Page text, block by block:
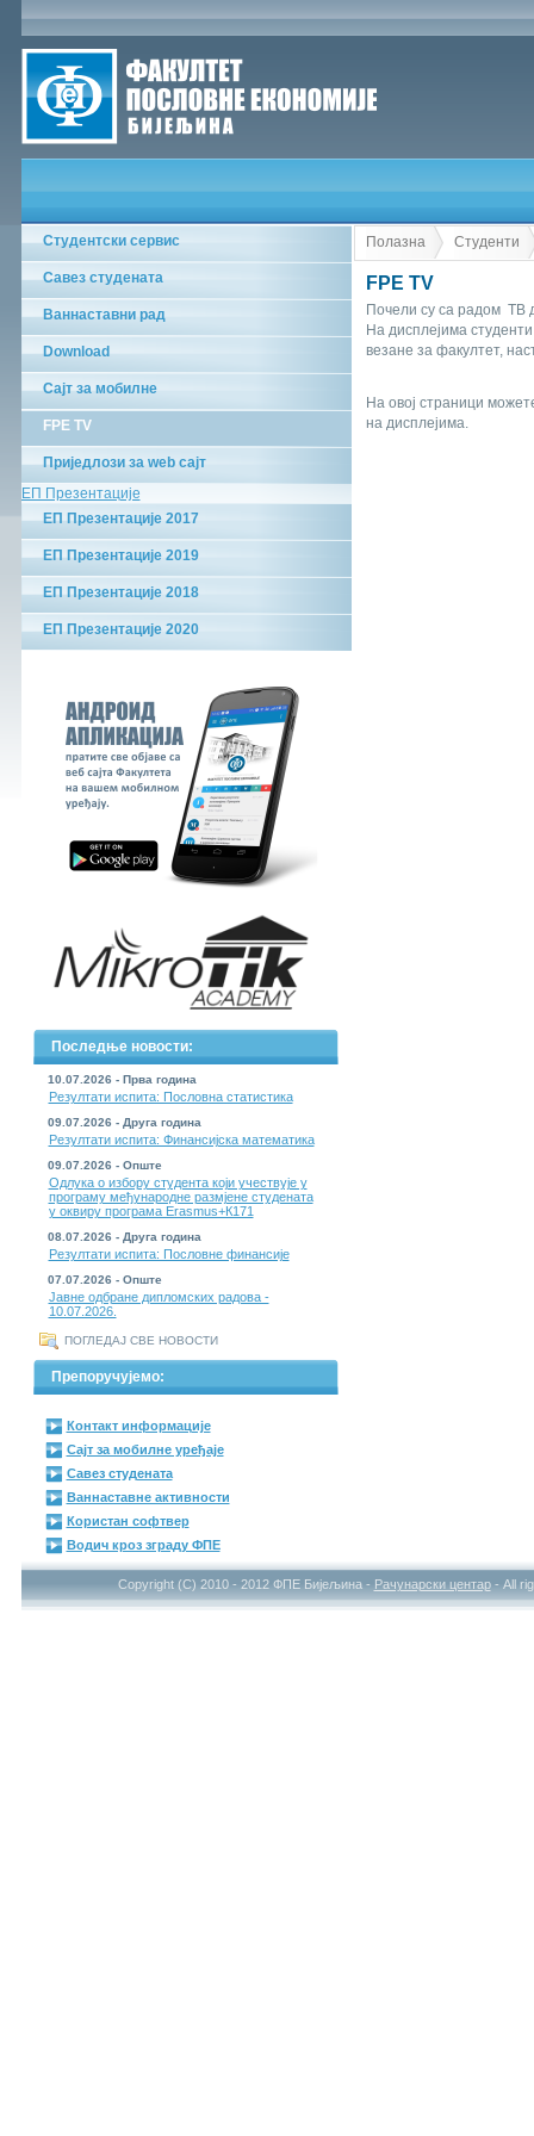
Студентски сервис
Савез студената
Ваннаставни рад
Download
Сајт за мобилне
FPE TV
Приједлози за web сајт
ЕП Презентације
ЕП Презентације 2017
ЕП Презентације 2019
ЕП Презентације 2018
ЕП Презентације 2020
Последње новости:
10.07.2026 - Прва година
Резултати испита: Пословна статистика
09.07.2026 - Друга година
Резултати испита: Финансијска математика
09.07.2026 - Опште
Одлука о избору студента који учествује у
програму међународне размјене студената
у оквиру програма Erasmus+К171
08.07.2026 - Друга година
Резултати испита: Пословне финансије
07.07.2026 - Опште
Јавне одбране дипломских радова -
10.07.2026.
ПОГЛЕДАЈ СВЕ НОВОСТИ
Препоручујемо:
Контакт информације
Сајт за мобилне уређаје
Савез студената
Ваннаставне активности
Користан софтвер
Водич кроз зграду ФПЕ
Полазна Студенти
FPE TV
Почели су са радом ТВ
На дисплејима
везане за факултет,
На овој страници
на дисплејима.
Copyright (C) 2010 - 2012 ФПЕ Бијељина - Рачунарски центар- All